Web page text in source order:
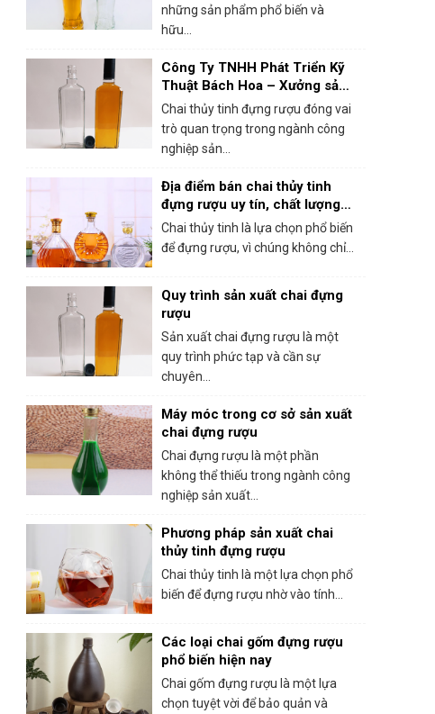
những sản phẩm phổ biến và
hữu...
Công Ty TNHH Phát Triển Kỹ
Thuật Bách Hoa – Xưởng sản
xuất chai thủy tinh đựng rượu
chất lượng
Chai thủy tinh đựng rượu đóng vai
trò quan trọng trong ngành công
nghiệp sản...
Địa điểm bán chai thủy tinh
đựng rượu uy tín, chất lượng
tại Hà Nội
Chai thủy tinh là lựa chọn phổ biến
để đựng rượu, vì chúng không chỉ...
Quy trình sản xuất chai đựng
rượu
Sản xuất chai đựng rượu là một
quy trình phức tạp và cần sự
chuyên...
Máy móc trong cơ sở sản xuất
chai đựng rượu
Chai đựng rượu là một phần
không thể thiếu trong ngành công
nghiệp sản xuất...
Phương pháp sản xuất chai
thủy tinh đựng rượu
Chai thủy tinh là một lựa chọn phổ
biến để đựng rượu nhờ vào tính...
Các loại chai gốm đựng rượu
phổ biến hiện nay
Chai gốm đựng rượu là một lựa
chọn tuyệt vời để bảo quản và